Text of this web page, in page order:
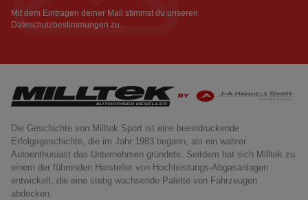
Mit dem Eintragen deiner Mail stimmst du unseren
Dateschutzbestimmungen zu.
Die Geschichte von Milltek Sport ist eine beeindruckende
Erfolgsgeschichte, die im Jahr 1983 begann, als ein wahrer
Autoenthusiast das Unternehmen gründete. Seitdem hat sich Milltek zu
einem der führenden Hersteller von Hochleistungs-Abgasanlagen
entwickelt, die eine stetig wachsende Palette von Fahrzeugen
abdecken.